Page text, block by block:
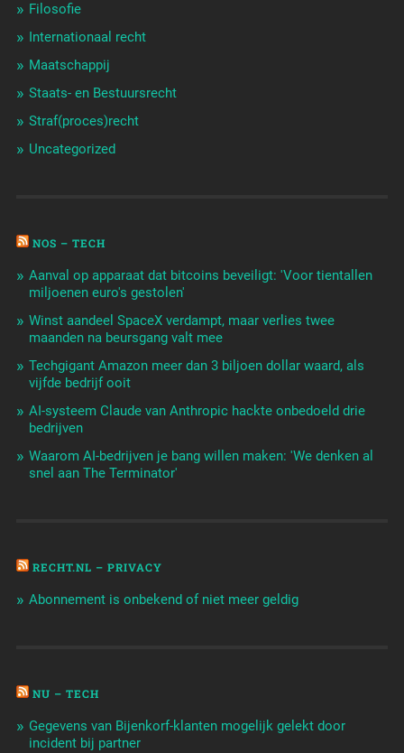
Filosofie
Internationaal recht
Maatschappij
Staats- en Bestuursrecht
Straf(proces)recht
Uncategorized
NOS – TECH
Aanval op apparaat dat bitcoins beveiligt: 'Voor tientallen
miljoenen euro's gestolen'
Winst aandeel SpaceX verdampt, maar verlies twee
maanden na beursgang valt mee
Techgigant Amazon meer dan 3 biljoen dollar waard, als
vijfde bedrijf ooit
AI-systeem Claude van Anthropic hackte onbedoeld drie
bedrijven
Waarom AI-bedrijven je bang willen maken: 'We denken al
snel aan The Terminator'
RECHT.NL – PRIVACY
Abonnement is onbekend of niet meer geldig
NU – TECH
Gegevens van Bijenkorf-klanten mogelijk gelekt door
incident bij partner